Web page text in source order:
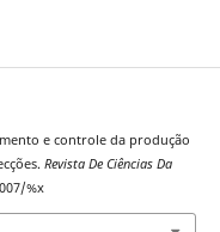
e controle da produção
Revista De Ciências Da
%x